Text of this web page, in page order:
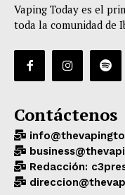
Vaping Today es el
toda la comunidad de
Contáctenos
Redacción: